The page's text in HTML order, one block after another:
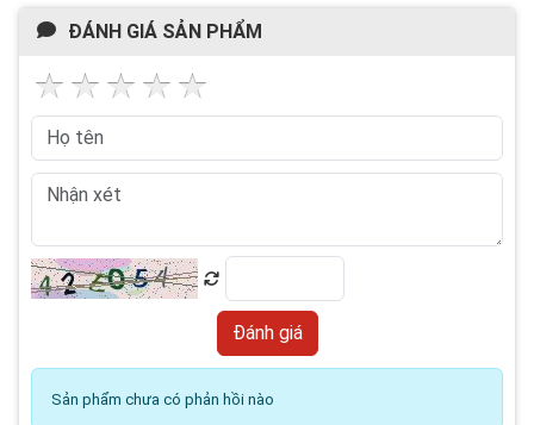
ĐÁNH GIÁ SẢN PHẨM
Sản phẩm chưa có phản hồi nào